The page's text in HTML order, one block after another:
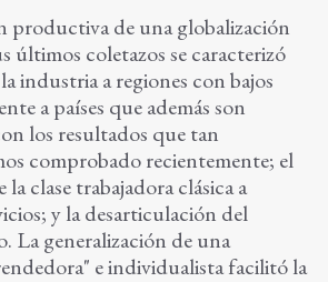
productiva de una globalización
últimos coletazos se caracterizó
industria a regiones con bajos
a países que además son
los resultados que tan
comprobado recientemente; el
clase trabajadora clásica a
y la desarticulación del
La generalización de una
e individualista facilitó la